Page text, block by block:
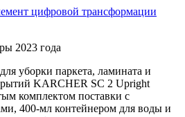
цифровой трансформации
уборки паркета, ламината и
KARCHER SC 2 Upright
комплектом поставки с
400-мл контейнером для воды и